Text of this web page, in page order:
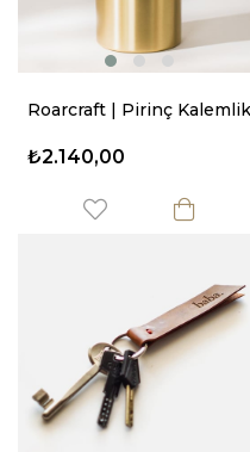
Roarcraft | Pirinç Kalemlik
₺2.140,00